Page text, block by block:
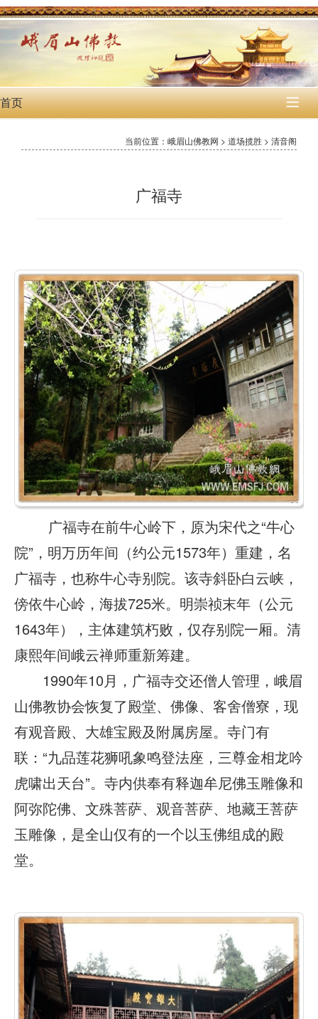
首页 
当前位置：峨眉山佛教网 > 道场揽胜 > 清音阁
广福寺
广福寺在前牛心岭下，原为宋代之“牛心
院”，明万历年间（约公元1573年）重建，名
广福寺，也称牛心寺别院。该寺斜卧白云峡，
傍依牛心岭，海拔725米。明崇祯末年（公元
1643年），主体建筑朽败，仅存别院一厢。清
康熙年间峨云禅师重新筹建。
1990年10月，广福寺交还僧人管理，峨眉
山佛教协会恢复了殿堂、佛像、客舍僧寮，现
有观音殿、大雄宝殿及附属房屋。寺门有
联：“九品莲花狮吼象鸣登法座，三尊金相龙吟
虎啸出天台”。寺内供奉有释迦牟尼佛玉雕像和
阿弥陀佛、文殊菩萨、观音菩萨、地藏王菩萨
玉雕像，是全山仅有的一个以玉佛组成的殿
堂。